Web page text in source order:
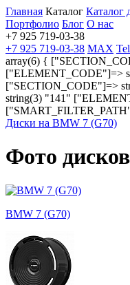
Главная Каталог Каталог
Портфолио Блог О нас
+7 925 719-03-38
+7 925 719-03-38 MAX
array(6) {
["ELEMENT_CODE"]=>
["SECTION_CODE"]=>
string(3) "141"
Диски на BMW 7 (G70)
Фото
BMW 7 (G70)